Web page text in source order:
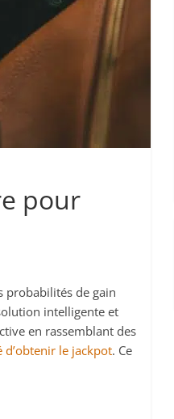
pour
probabilités de gain
intelligente et
en rassemblant des
le jackpot. Ce